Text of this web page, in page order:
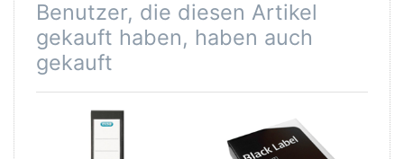
Benutzer, die diesen Artikel
gekauft haben, haben auch
gekauft